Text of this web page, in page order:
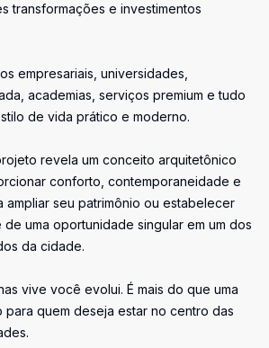
transformações e investimentos
empresariais, universidades,
academias, serviços premium e tudo
de vida prático e moderno.
revela um conceito arquitetônico
conforto, contemporaneidade e
ampliar seu patrimônio ou estabelecer
de uma oportunidade singular em um dos
da cidade.
vive você evolui. É mais do que uma
para quem deseja estar no centro das